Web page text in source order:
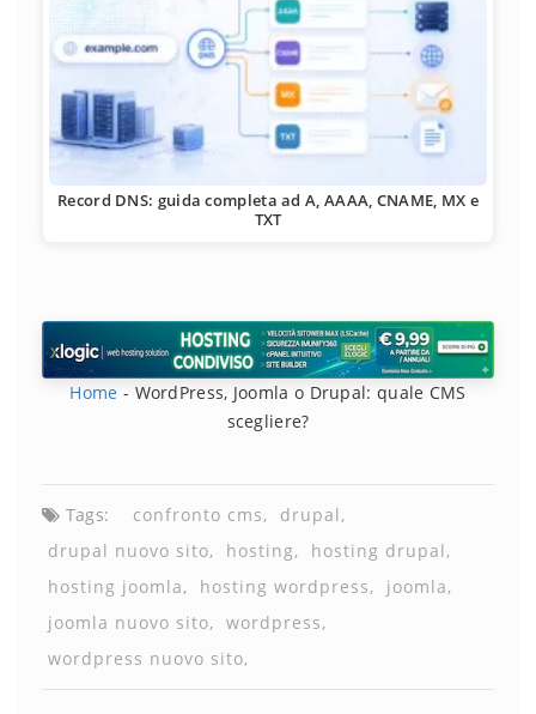
Record DNS: guida completa ad A, AAAA, CNAME, MX e
TXT
Home - WordPress, Joomla o Drupal: quale CMS
scegliere?
Tags: confronto cms
drupal
drupal nuovo sito
hosting
hosting drupal
hosting joomla
hosting wordpress
joomla
joomla nuovo sito
wordpress
wordpress nuovo sito